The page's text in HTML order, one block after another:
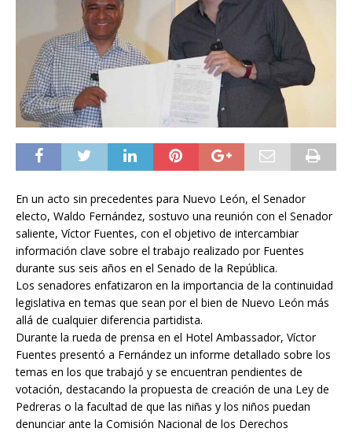
En un acto sin precedentes para Nuevo León, el Senador
electo, Waldo Fernández, sostuvo una reunión con el Senador
saliente, Víctor Fuentes, con el objetivo de intercambiar
información clave sobre el trabajo realizado por Fuentes
durante sus seis años en el Senado de la República.
Los senadores enfatizaron en la importancia de la continuidad
legislativa en temas que sean por el bien de Nuevo León más
allá de cualquier diferencia partidista.
Durante la rueda de prensa en el Hotel Ambassador, Víctor
Fuentes presentó a Fernández un informe detallado sobre los
temas en los que trabajó y se encuentran pendientes de
votación, destacando la propuesta de creación de una Ley de
Pedreras o la facultad de que las niñas y los niños puedan
denunciar ante la Comisión Nacional de los Derechos